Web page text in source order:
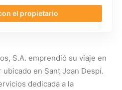
el propietario
S.A. emprendió su viaje en
en Sant Joan Despí.
dedicada a la